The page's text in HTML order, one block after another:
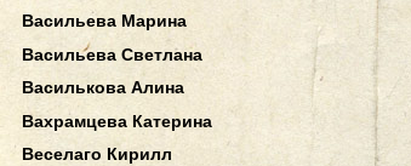
Васильева Марина
Васильева Светлана
Василькова Алина
Вахрамцева Катерина
Веселаго Кирилл